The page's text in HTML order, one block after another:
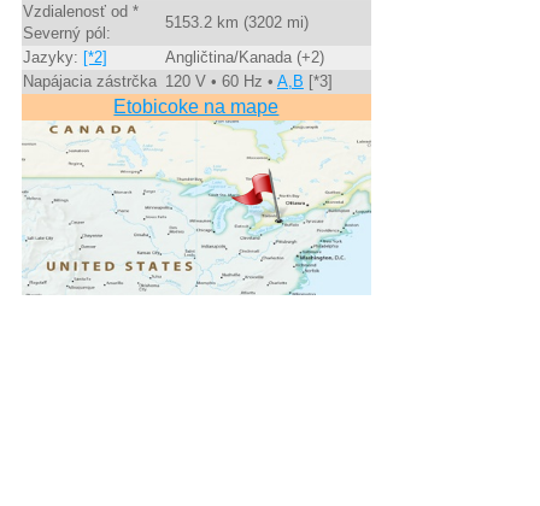
Vzdialenosť od *
Severný pól:
5153.2 km (3202 mi)
Jazyky: [*2]
Angličtina/Kanada (+2)
Napájacia zástrčka 120 V • 60 Hz • A,B [*3]
Etobicoke na mape